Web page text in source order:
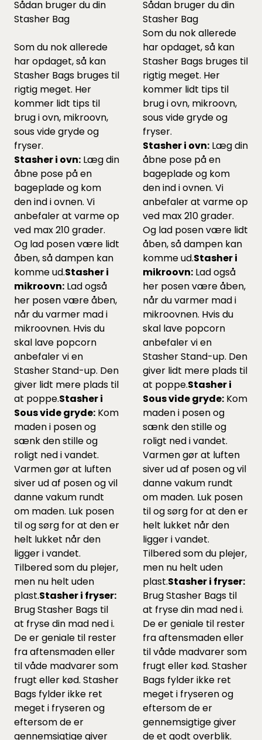
Sådan bruger du din
Stasher Bag
Som du nok allerede
har opdaget, så kan
Stasher Bags bruges til
rigtig meget. Her
kommer lidt tips til
brug i ovn, mikroovn,
sous vide gryde og
fryser.
Stasher i ovn: Læg din
åbne pose på en
bageplade og kom
den ind i ovnen. Vi
anbefaler at varme op
ved max 210 grader.
Og lad posen være lidt
åben, så dampen kan
komme ud.Stasher i
mikroovn: Lad også
her posen være åben,
når du varmer mad i
mikroovnen. Hvis du
skal lave popcorn
anbefaler vi en
Stasher Stand-up. Den
giver lidt mere plads til
at poppe.Stasher i
Sous vide gryde: Kom
maden i posen og
sænk den stille og
roligt ned i vandet.
Varmen gør at luften
siver ud af posen og vil
danne vakum rundt
om maden. Luk posen
til og sørg for at den er
helt lukket når den
ligger i vandet.
Tilbered som du plejer,
men nu helt uden
plast.Stasher i fryser:
Brug Stasher Bags til
at fryse din mad ned i.
De er geniale til rester
fra aftensmaden eller
til våde madvarer som
frugt eller kød. Stasher
Bags fylder ikke ret
meget i fryseren og
eftersom de er
gennemsigtige giver
Sådan bruger du din
Stasher Bag
Som du nok allerede
har opdaget, så kan
Stasher Bags bruges til
rigtig meget. Her
kommer lidt tips til
brug i ovn, mikroovn,
sous vide gryde og
fryser.
Stasher i ovn: Læg din
åbne pose på en
bageplade og kom
den ind i ovnen. Vi
anbefaler at varme op
ved max 210 grader.
Og lad posen være lidt
åben, så dampen kan
komme ud.Stasher i
mikroovn: Lad også
her posen være åben,
når du varmer mad i
mikroovnen. Hvis du
skal lave popcorn
anbefaler vi en
Stasher Stand-up. Den
giver lidt mere plads til
at poppe.Stasher i
Sous vide gryde: Kom
maden i posen og
sænk den stille og
roligt ned i vandet.
Varmen gør at luften
siver ud af posen og vil
danne vakum rundt
om maden. Luk posen
til og sørg for at den er
helt lukket når den
ligger i vandet.
Tilbered som du plejer,
men nu helt uden
plast.Stasher i fryser:
Brug Stasher Bags til
at fryse din mad ned i.
De er geniale til rester
fra aftensmaden eller
til våde madvarer som
frugt eller kød. Stasher
Bags fylder ikke ret
meget i fryseren og
eftersom de er
gennemsigtige giver
de et godt overblik.